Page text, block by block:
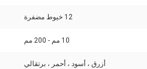
12 خيوط مضفرة
10 مم - 200 مم
أزرق ، أسود ، أحمر ، برتقالي